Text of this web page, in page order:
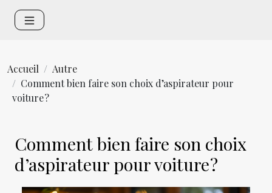
Accueil
Autre
Comment bien faire son choix d’aspirateur pour
voiture ?
Comment bien faire son choix
d’aspirateur pour voiture ?